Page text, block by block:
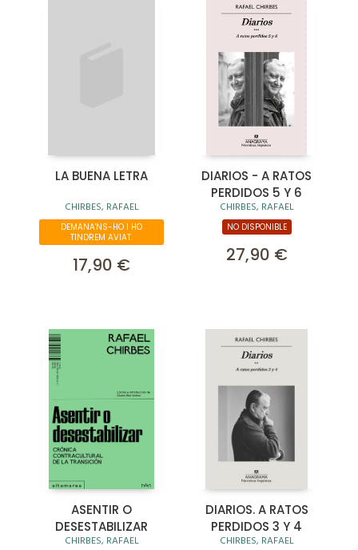
LA BUENA LETRA
CHIRBES, RAFAEL
DEMANA'NS-HO I HO
TINDREM AVIAT.
17,90 €
DIARIOS - A RATOS
PERDIDOS 5 Y 6
CHIRBES, RAFAEL
NO DISPONIBLE
27,90 €
ASENTIR O
DESESTABILIZAR
CHIRBES, RAFAEL
DIARIOS. A RATOS
PERDIDOS 3 Y 4
CHIRBES, RAFAEL